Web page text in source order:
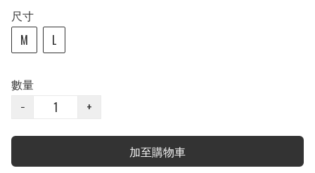
尺寸
M
L
數量
−
+
加至購物車